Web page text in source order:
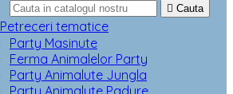
 Cauta
Petreceri tematice
Party Masinute
Ferma Animalelor Party
Party Animalute Jungla
Party Animalute Padure